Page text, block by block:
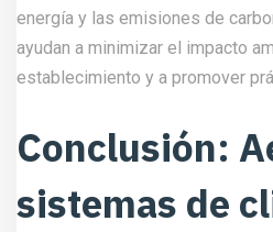
energía y las emisiones de
ayudan a minimizar el impacto
establecimiento y a promover
Conclusión:
sistemas de